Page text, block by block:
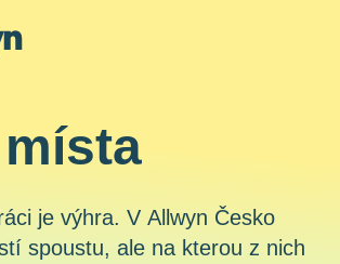
je výhra. V Allwyn Česko
spoustu, ale na kterou z nich